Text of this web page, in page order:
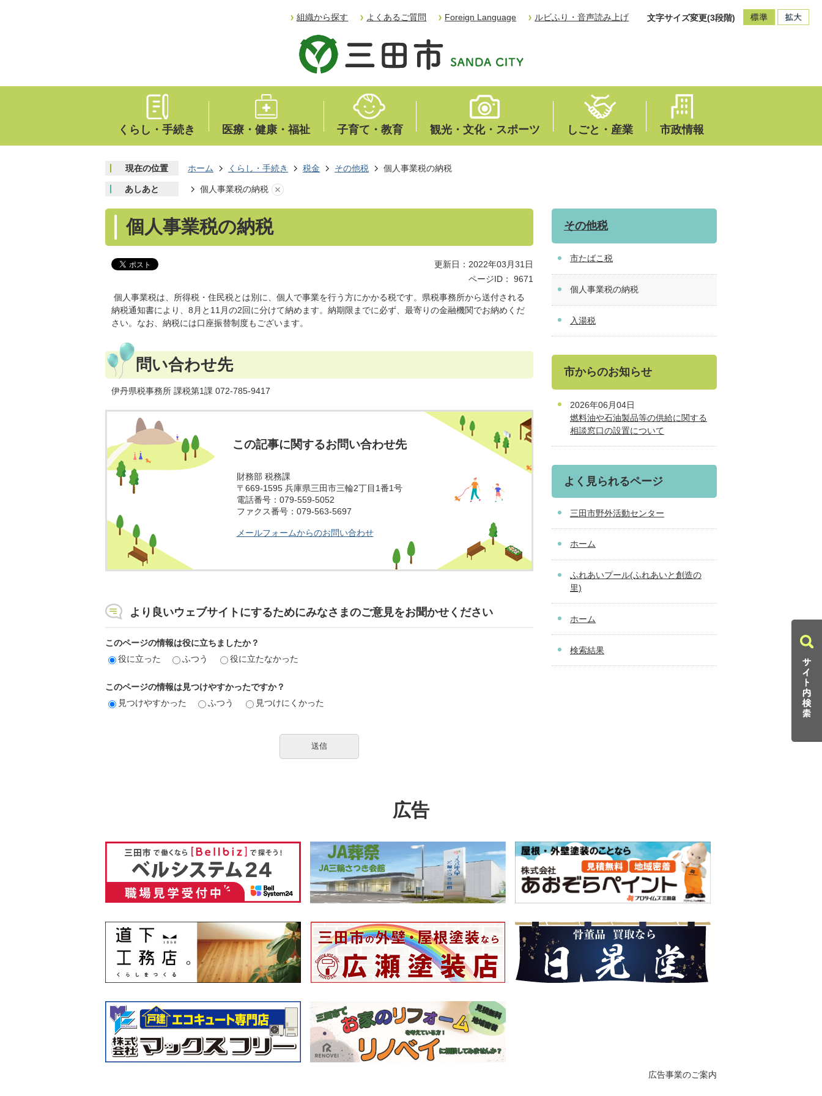
組織から探す よくあるご質問 Foreign Language ルビふり・音声読み上げ 文字サイズ変更(3段階)
くらし・手続き 医療・健康・福祉 子育て・教育 観光・文化・スポーツ しごと・産業 市政情報
現在の位置 ホーム くらし・手続き 税金 その他税 個人事業税の納税
あしあと 個人事業税の納税
個人事業税の納税
更新日：2022年03月31日
ページID：
9671
個人事業税は、所得税・住民税とは別に、個人で事業を行う方にかかる税です。県税事務所から送付される
納税通知書により、8月と11月の2回に分けて納めます。納期限までに必ず、最寄りの金融機関でお納めくだ
さい。なお、納税には口座振替制度もございます。
問い合わせ先
伊丹県税事務所 課税第1課 072-785-9417
この記事に関するお問い合わせ先
財務部 税務課
〒669-1595 兵庫県三田市三輪2丁目1番1号
電話番号：079-559-5052
ファクス番号：079-563-5697
メールフォームからのお問い合わせ
より良いウェブサイトにするためにみなさまのご意見をお聞かせください
このページの情報は役に立ちましたか？
役に立った
ふつう 役に立たなかった
このページの情報は見つけやすかったですか？
見つけやすかった
ふつう 見つけにくかった
その他税
市たばこ税
個人事業税の納税
入湯税
市からのお知らせ
2026年06月04日
燃料油や石油製品等の供給に関する
相談窓口の設置について
よく見られるページ
三田市野外活動センター
ホーム
ふれあいプール(ふれあいと創造の
里)
ホーム
検索結果
広告
広告事業のご案内